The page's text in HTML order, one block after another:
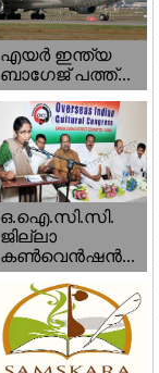
എയര്‍ ഇന്ത്യ
ബാഗേജ് പത്ത്...
ഒ.ഐ.സി.സി.
ജില്ലാ
കൺവെൻഷൻ...